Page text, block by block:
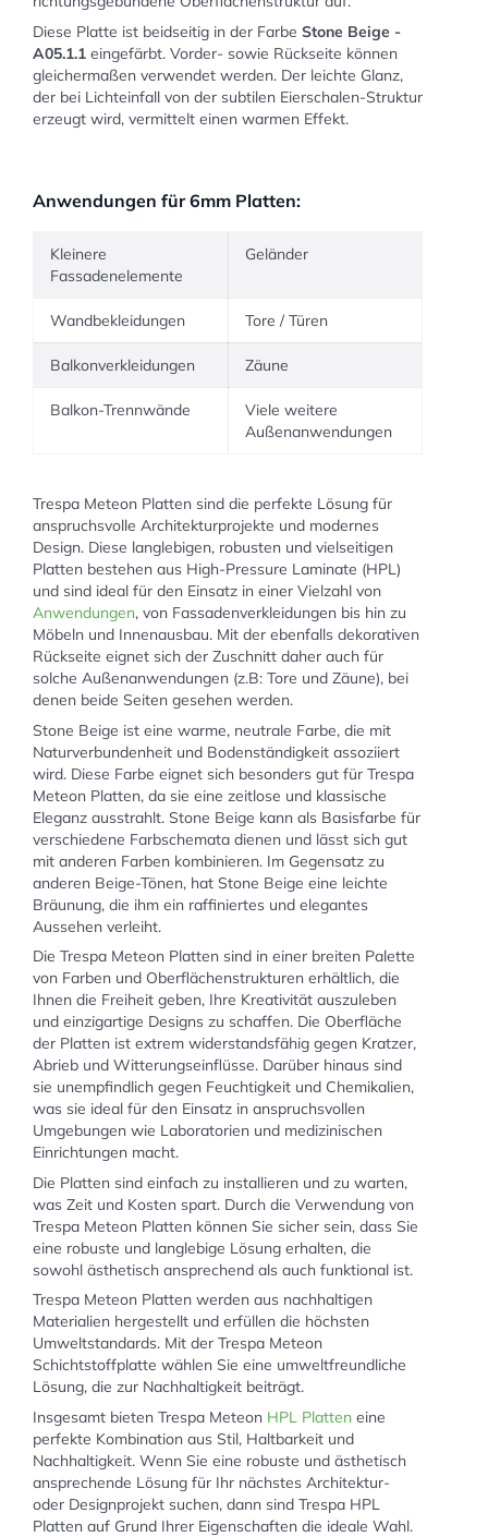
Diese Platte ist beidseitig in der Farbe Stone Beige -
A05.1.1 eingefärbt. Vorder- sowie Rückseite können
gleichermaßen verwendet werden. Der leichte Glanz,
der bei Lichteinfall von der subtilen Eierschalen-Struktur
erzeugt wird, vermittelt einen warmen Effekt.
Anwendungen für 6mm Platten:
Kleinere
Fassadenelemente
Geländer
Wandbekleidungen Tore / Türen
Balkonverkleidungen Zäune
Balkon-Trennwände
Viele weitere
Außenanwendungen
Trespa Meteon Platten sind die perfekte Lösung für
anspruchsvolle Architekturprojekte und modernes
Design. Diese langlebigen, robusten und vielseitigen
Platten bestehen aus High-Pressure Laminate (HPL)
und sind ideal für den Einsatz in einer Vielzahl von
Anwendungen, von Fassadenverkleidungen bis hin zu
Möbeln und Innenausbau. Mit der ebenfalls dekorativen
Rückseite eignet sich der Zuschnitt daher auch für
solche Außenanwendungen (z.B: Tore und Zäune), bei
denen beide Seiten gesehen werden.
Stone Beige ist eine warme, neutrale Farbe, die mit
Naturverbundenheit und Bodenständigkeit assoziiert
wird. Diese Farbe eignet sich besonders gut für Trespa
Meteon Platten, da sie eine zeitlose und klassische
Eleganz ausstrahlt. Stone Beige kann als Basisfarbe für
verschiedene Farbschemata dienen und lässt sich gut
mit anderen Farben kombinieren. Im Gegensatz zu
anderen Beige-Tönen, hat Stone Beige eine leichte
Bräunung, die ihm ein raffiniertes und elegantes
Aussehen verleiht.
Die Trespa Meteon Platten sind in einer breiten Palette
von Farben und Oberflächenstrukturen erhältlich, die
Ihnen die Freiheit geben, Ihre Kreativität auszuleben
und einzigartige Designs zu schaffen. Die Oberfläche
der Platten ist extrem widerstandsfähig gegen Kratzer,
Abrieb und Witterungseinflüsse. Darüber hinaus sind
sie unempfindlich gegen Feuchtigkeit und Chemikalien,
was sie ideal für den Einsatz in anspruchsvollen
Umgebungen wie Laboratorien und medizinischen
Einrichtungen macht.
Die Platten sind einfach zu installieren und zu warten,
was Zeit und Kosten spart. Durch die Verwendung von
Trespa Meteon Platten können Sie sicher sein, dass Sie
eine robuste und langlebige Lösung erhalten, die
sowohl ästhetisch ansprechend als auch funktional ist.
Trespa Meteon Platten werden aus nachhaltigen
Materialien hergestellt und erfüllen die höchsten
Umweltstandards. Mit der Trespa Meteon
Schichtstoffplatte wählen Sie eine umweltfreundliche
Lösung, die zur Nachhaltigkeit beiträgt.
Insgesamt bieten Trespa Meteon HPL Platten eine
perfekte Kombination aus Stil, Haltbarkeit und
Nachhaltigkeit. Wenn Sie eine robuste und ästhetisch
ansprechende Lösung für Ihr nächstes Architektur-
oder Designprojekt suchen, dann sind Trespa HPL
Platten auf Grund Ihrer Eigenschaften die ideale Wahl.